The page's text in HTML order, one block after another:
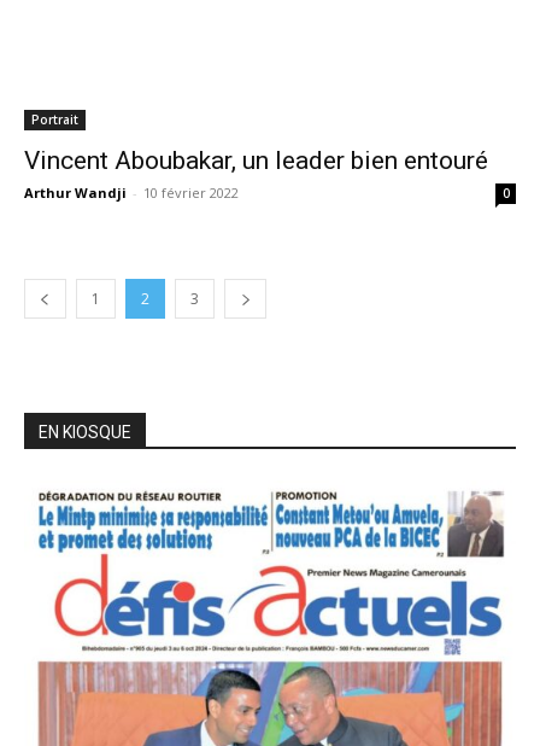
Portrait
Vincent Aboubakar, un leader bien entouré
Arthur Wandji - 10 février 2022 0
1 2 3
EN KIOSQUE